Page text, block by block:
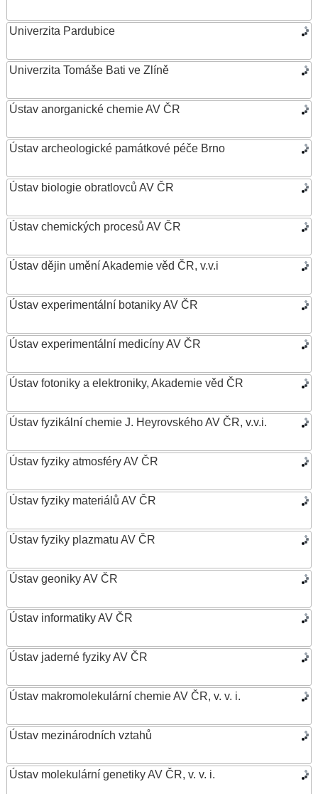
Univerzita Pardubice
Univerzita Tomáše Bati ve Zlíně
Ústav anorganické chemie AV ČR
Ústav archeologické památkové péče Brno
Ústav biologie obratlovců AV ČR
Ústav chemických procesů AV ČR
Ústav dějin umění Akademie věd ČR, v.v.i
Ústav experimentální botaniky AV ČR
Ústav experimentální medicíny AV ČR
Ústav fotoniky a elektroniky, Akademie věd ČR
Ústav fyzikální chemie J. Heyrovského AV ČR, v.v.i.
Ústav fyziky atmosféry AV ČR
Ústav fyziky materiálů AV ČR
Ústav fyziky plazmatu AV ČR
Ústav geoniky AV ČR
Ústav informatiky AV ČR
Ústav jaderné fyziky AV ČR
Ústav makromolekulární chemie AV ČR, v. v. i.
Ústav mezinárodních vztahů
Ústav molekulární genetiky AV ČR, v. v. i.